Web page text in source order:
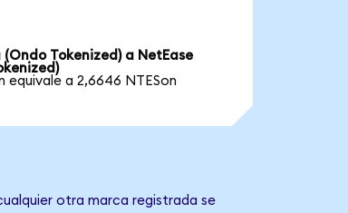
Tokenized) a NetEase
equivale a 2,6646 NTESon
otra marca registrada se